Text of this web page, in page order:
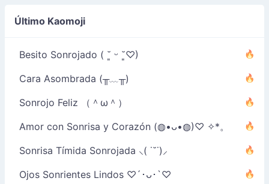
Último Kaomoji
Besito Sonrojado ( ˘͈ ᵕ ˘͈♡)
Cara Asombrada (╥﹏╥)
Sonrojo Feliz （＾ω＾）
Amor con Sonrisa y Corazón (◍•ᴗ•◍)♡ ✧*。
Sonrisa Tímida Sonrojada ⸜( ˙˘˙)⸝
Ojos Sonrientes Lindos ♡´･ᴗ･`♡